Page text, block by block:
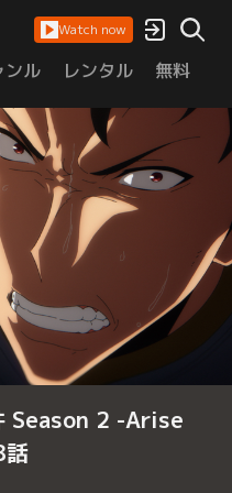
Watch now
ンル レンタル 無料
Season 2 -Arise